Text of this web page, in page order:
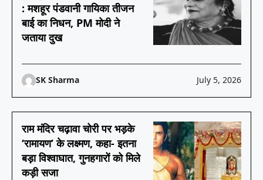
: मशहूर पंडवानी गायिका तीजन
बाई का निधन, PM मोदी ने
जताया दुख
SK Sharma July 5, 2026
राम मंदिर चढ़ावा चोरी पर भड़के
‘रामायण’ के लक्ष्मण, कहा- इतना
बड़ा विश्वाघात, गुनहगारों को मिले
कड़ी सजा